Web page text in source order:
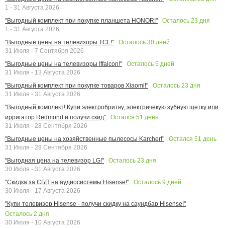
1 - 31 Августа 2026
"Выгодный комплект при покупке планшета HONOR!"
Осталось 23 дня
1 - 31 Августа 2026
"Выгодные цены на телевизоры TCL!"
Осталось 30 дней
31 Июля - 7 Сентября 2026
"Выгодные цены на телевизоры Iffalcon!"
Осталось 5 дней
31 Июля - 13 Августа 2026
"Выгодный комплект при покупке товаров Xiaomi!"
Осталось 23 дня
31 Июля - 31 Августа 2026
"Выгодный комплект! Купи электробритву, электричекую зубную щетку или
ирригатор Redmond и получи скид"
Остался 51 день
31 Июля - 28 Сентября 2026
"Выгодные цены на хозяйственные пылесосы Karcher!"
Остался 51 день
31 Июля - 28 Сентября 2026
"Выгодная цена на телевизор LG!"
Осталось 23 дня
30 Июля - 31 Августа 2026
"Скидка за СБП на аудиосистемы Hisense!"
Осталось 9 дней
30 Июля - 17 Августа 2026
"Купи телевизор Hisense - получи скидку на саундбар Hisense!"
Осталось 2 дня
30 Июля - 10 Августа 2026